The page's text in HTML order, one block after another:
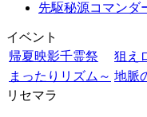
先駆秘源コマンダ
イベント
帰夏映影千霊祭
狙え
まったりリズム～ 地脈
リセマラ